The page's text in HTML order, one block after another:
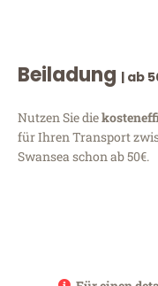
Beiladung | ab
Nutzen Sie die
für Ihren Transport
Swansea schon ab 50€.